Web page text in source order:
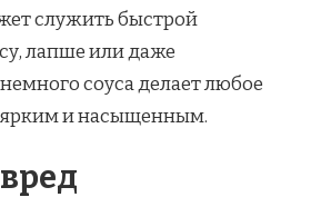
служить быстрой
лапше или даже
соуса делает любое
и насыщенным.